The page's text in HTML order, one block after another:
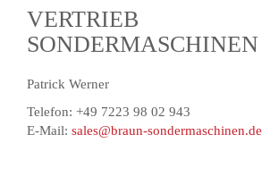
VERTRIEB
SONDERMASCHINEN
Patrick Werner
Telefon: +49 7223 98 02 943
E-Mail: sales@braun-sondermaschinen.de